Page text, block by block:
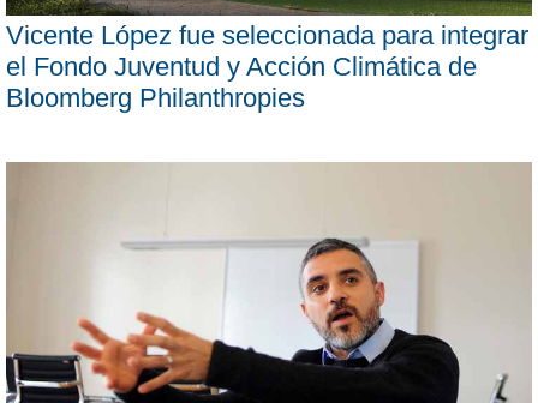
Vicente López fue seleccionada para integrar
el Fondo Juventud y Acción Climática de
Bloomberg Philanthropies